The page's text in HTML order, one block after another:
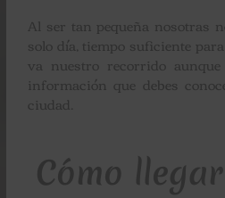
Al ser tan pequeña nosotras
solo día, tiempo suficiente
va nuestro recorrido
información que debes
ciudad.
Cómo